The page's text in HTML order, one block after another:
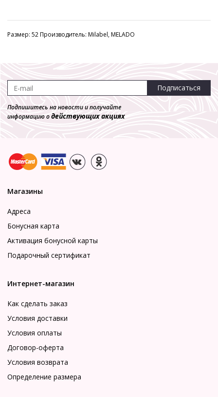
Размер: 52 Производитель: Milabel, MELADO
Подписаться
Подпишитесь на новости и получайте
информацию одействующих акциях
Магазины
Адреса
Бонусная карта
Активация бонусной карты
Подарочный сертификат
Интернет-магазин
Как сделать заказ
Условия доставки
Условия оплаты
Договор-оферта
Условия возврата
Определение размера